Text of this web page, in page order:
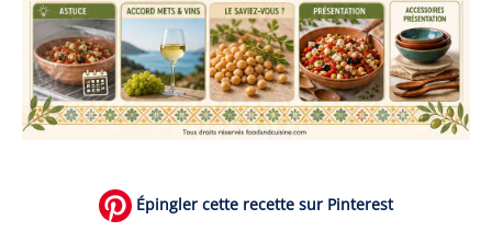
Épingler cette recette sur Pinterest